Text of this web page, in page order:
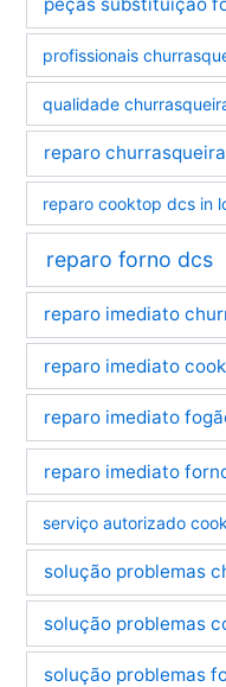
profissionais
qualidade
reparo
reparo cooktop dcs in
reparo forno dcs
reparo imediato
reparo imediato
reparo imediato
reparo imediato
serviço autorizado
solução problemas
solução problemas
solução problemas